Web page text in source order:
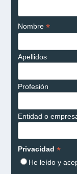
Nombre *
Apellidos
Profesión
Entidad o
Privacidad *
He leído y